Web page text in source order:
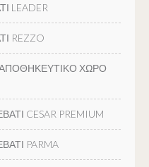
LEADER
REZZO
ΧΩΡΟ
CESAR PREMIUM
PARMA